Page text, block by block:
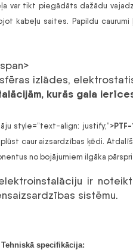
PoE
var tikt piegādāts dažādu
kabeļu saites. Papildu
izlādes,
kurās gala
style=”text-align: justify;”>
caur aizsardzības ķēdi.
no bojājumiem ilgāka
ir
sistēmu.
Tehniskā specifikācija: